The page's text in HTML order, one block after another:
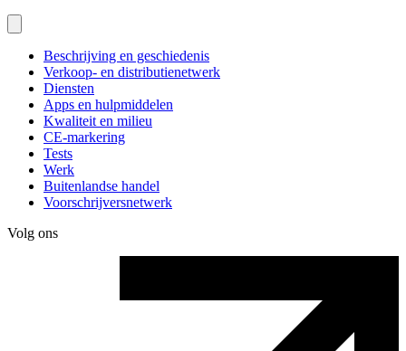
Beschrijving en geschiedenis
Verkoop- en distributienetwerk
Diensten
Apps en hulpmiddelen
Kwaliteit en milieu
CE-markering
Tests
Werk
Buitenlandse handel
Voorschrijversnetwerk
Volg ons